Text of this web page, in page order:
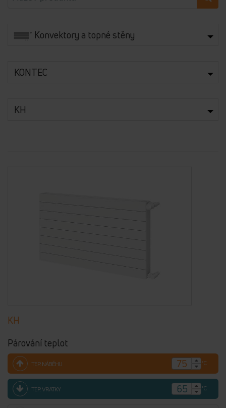
Konvektory a topné stěny
KONTEC
KH
KH
Párování teplot
°C
TEP. NÁBĚHU
°C
TEP. VRATKY